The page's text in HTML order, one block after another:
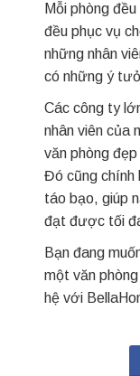
Mỗi phòng
đều phục vụ
những nhân
có những ý
Các công ty
nhân viên của
văn phòng
Đó cũng chính
táo bạo, giúp
đạt được tối
Bạn đang
một văn
hệ với